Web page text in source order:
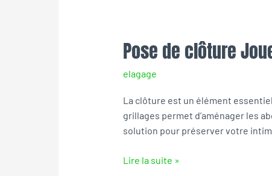
Pose de clôture
elagage
La clôture est un élément
grillages permet d’aménager les
solution pour préserver votre
Pose
de
clôture
les-
Tours
Lire la suite »